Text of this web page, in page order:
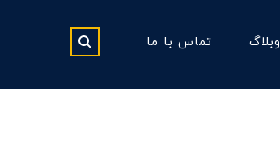
وبلاگ تماس با ما